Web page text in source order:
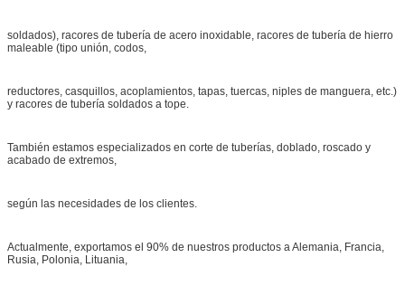
soldados), racores de tubería de acero inoxidable, racores de tubería de hierro
maleable (tipo unión, codos,
reductores, casquillos, acoplamientos, tapas, tuercas, niples de manguera, etc.)
y racores de tubería soldados a tope.
También estamos especializados en corte de tuberías, doblado, roscado y
acabado de extremos,
según las necesidades de los clientes.
Actualmente, exportamos el 90% de nuestros productos a Alemania, Francia,
Rusia, Polonia, Lituania,